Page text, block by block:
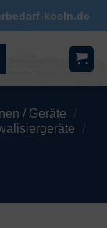
koeln.de
/ Geräte
/
/